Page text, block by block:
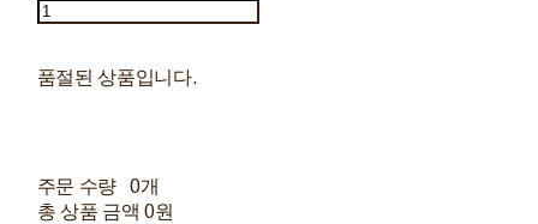
품절된 상품입니다.
주문 수량
0개
총 상품 금액 0원